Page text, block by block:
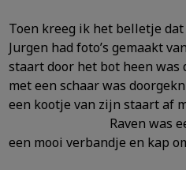
Toen kreeg ik het belletje
Jurgen had foto’s gemaakt
staart door het bot heen was
met een schaar was
een kootje van zijn
Raven was een
een mooi verbandje en kap